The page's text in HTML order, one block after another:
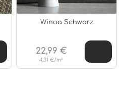
Winoa Schwarz
4,31 €/m²
22,99 €